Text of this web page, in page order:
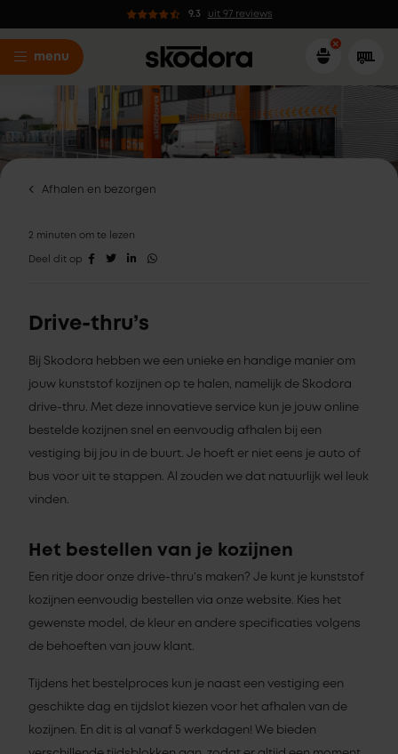
9.3 uit 97 reviews
menu
Afhalen en bezorgen
2 minuten om te lezen
Deel dit op
Drive-thru’s
Bij Skodora hebben we een unieke en handige manier om
jouw kunststof kozijnen op te halen, namelijk de Skodora
drive-thru. Met deze innovatieve service kun je jouw online
bestelde kozijnen snel en eenvoudig afhalen bij een
vestiging bij jou in de buurt. Je hoeft er niet eens je auto of
bus voor uit te stappen. Al zouden we dat natuurlijk wel leuk
vinden.
Het bestellen van je kozijnen
Een ritje door onze drive-thru’s maken? Je kunt je kunststof
kozijnen eenvoudig bestellen via onze website. Kies het
gewenste model, de kleur en andere specificaties volgens
de behoeften van jouw klant.
Tijdens het bestelproces kun je naast een vestiging een
geschikte dag en tijdslot kiezen voor het afhalen van de
kozijnen. En dit is al vanaf 5 werkdagen! We bieden